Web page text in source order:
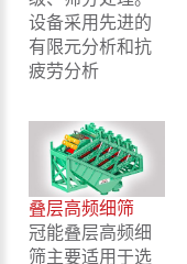
设备采用先进的
有限元分析和抗
疲劳分析
叠层高频细筛
冠能叠层高频细
筛主要适用于选